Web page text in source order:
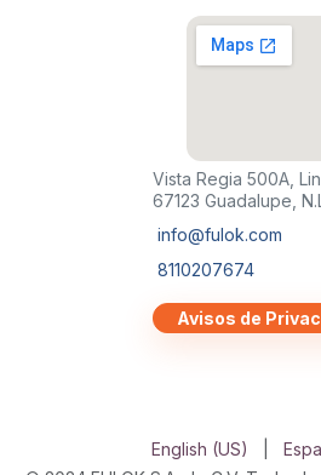
Vista Regia 500A,
67123 Guadalupe,
info@fulok.com
8110207674
Avisos de
English (US)